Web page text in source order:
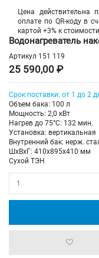
Цена действительна
оплате по QR-коду в
картой +3% к
Водонагреватель
Артикул 151 119
25 590,00 ₽
Срок поставки: от 1 до 2
Объем бака: 100 л
Мощность: 2,0 кВт
Нагрев до 75°С: 132 мин.
Установка: вертикальная
Внутренний бак: нерж.
ШхВхГ: 410х895х410 мм
Сухой ТЭН